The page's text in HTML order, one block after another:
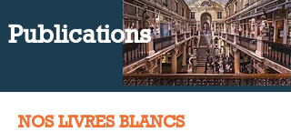
Publications
NOS LIVRES BLANCS